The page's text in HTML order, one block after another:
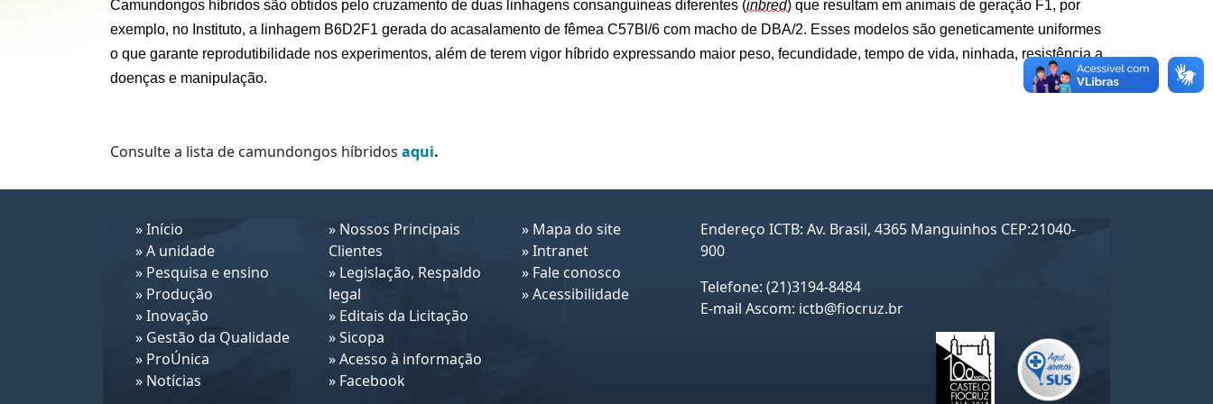
Camundongos híbridos são obtidos pelo cruzamento de duas linhagens consanguíneas diferentes (inbred) que resultam em animais de geração F1, por
exemplo, no Instituto, a linhagem B6D2F1 gerada do acasalamento de fêmea C57Bl/6 com macho de DBA/2. Esses modelos são geneticamente uniformes
o que garante reprodutibilidade nos experimentos, além de terem vigor híbrido expressando maior peso, fecundidade, tempo de vida, ninhada, resistência a
doenças e manipulação.
Consulte a lista de camundongos híbridos aqui.
»Início
»A unidade
» Pesquisa e ensino
» Produção
»Inovação
» Gestão da Qualidade
» ProÚnica
» Notícias
» Nossos Principais
Clientes
» Legislação, Respaldo
legal
» Editais da Licitação
»Sicopa
»Acesso à informação
» Facebook
» Mapa do site
»Intranet
» Fale conosco
»Acessibilidade
Endereço ICTB: Av. Brasil, 4365 Manguinhos CEP:21040-
900
Telefone: (21)3194-8484
E-mail Ascom: ictb@fiocruz.br